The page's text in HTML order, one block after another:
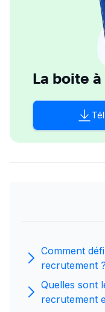
La boite
Comment
recrutement ?
Quelles sont
recrutement